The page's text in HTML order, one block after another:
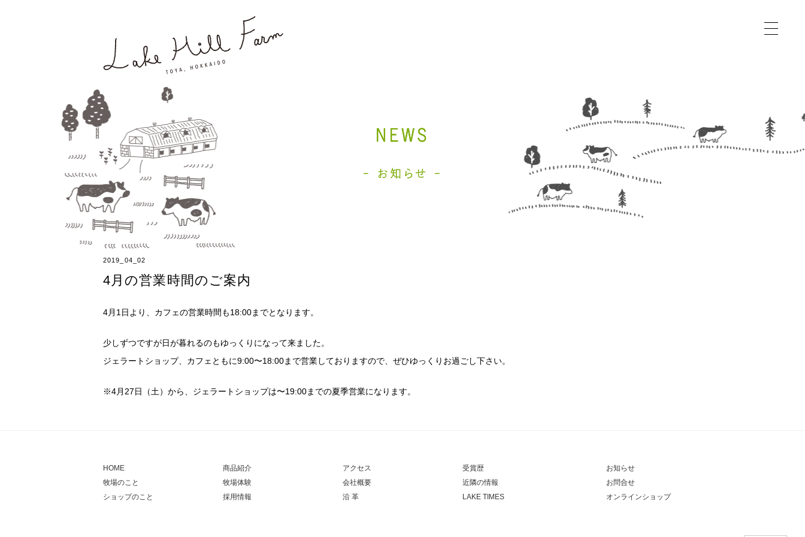
2019_04_02
4月の営業時間のご案内
4月1日より、カフェの営業時間も18:00までとなります。
少しずつですが日が暮れるのもゆっくりになって来ました。
ジェラートショップ、カフェともに9:00〜18:00まで営業しておりますので、ぜひゆっくりお過ごし下さい。
※4月27日（土）から、ジェラートショップは〜19:00までの夏季営業になります。
HOME
牧場のこと
ショップのこと
商品紹介
牧場体験
採用情報
アクセス
会社概要
沿 革
受賞歴
近隣の情報
LAKE TIMES
お知らせ
お問合せ
オンラインショップ